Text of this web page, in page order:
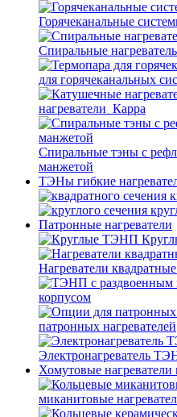
Горячеканальные
Спиральные
для горячеканальных
нагреватели_Карра
Спиральные тэны с
манжетой
ТЭНы гибкие
Патронные нагреватели
Нагреватели
корпусом
патронных нагревателей
Электронагреватель
Хомутовые нагреватели
миканитовые